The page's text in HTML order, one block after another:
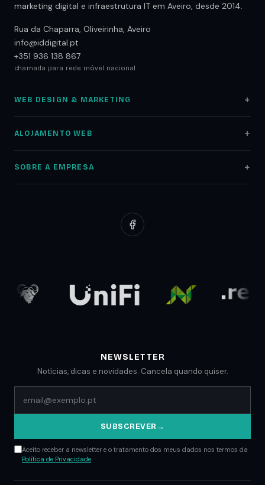
marketing digital e infraestrutura IT em Aveiro, desde 2014.
Rua da Chaparra, Oliveirinha, Aveiro
info@iddigital.pt
+351 936 138 867
chamada para rede móvel nacional
WEB DESIGN & MARKETING
ALOJAMENTO WEB
SOBRE A EMPRESA
Blog
NEWSLETTER
Notícias, dicas e novidades. Cancela quando quiser.
SUBSCREVER→
Aceito receber a newsletter e o tratamento dos meus dados nos termos da
Política de Privacidade.